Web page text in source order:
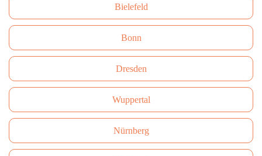
Bielefeld
Bonn
Dresden
Wuppertal
Nürnberg